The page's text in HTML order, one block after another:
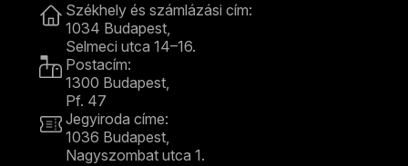
Székhely és számlázási cím:
1034 Budapest,
Selmeci utca 14–16.
Postacím:
1300 Budapest,
Pf. 47
Jegyiroda címe:
1036 Budapest,
Nagyszombat utca 1.